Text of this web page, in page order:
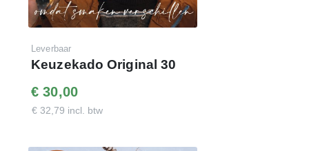
E-mail : je eigen e-mailadres
Wachtwoord : demo75keuzekado
Leverbaar
Keuzekado Original 30
€ 30,00
€ 32,79 incl. btw